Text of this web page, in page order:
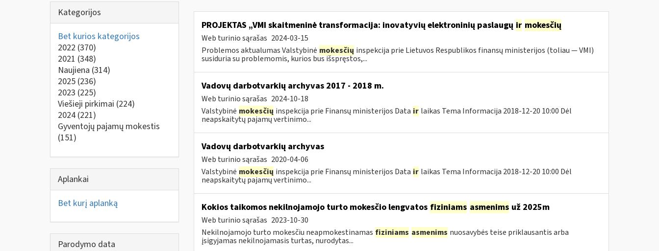
Kategorijos
Bet kurios kategorijos
2022 (370)
2021 (348)
Naujiena (314)
2025 (236)
2023 (225)
Viešieji pirkimai (224)
2024 (221)
Gyventojų pajamų mokestis
(151)
Aplankai
Bet kurį aplanką
Parodymo data
PROJEKTAS „VMI skaitmeninė transformacija: inovatyvių elektroninių paslaugų ir mokesčių
Web turinio sąrašas 2024-03-15
Problemos aktualumas Valstybinė mokesčių inspekcija prie Lietuvos Respublikos finansų ministerijos (toliau ― VMI)
susiduria su problemomis, kurios bus išspręstos,...
Vadovų darbotvarkių archyvas 2017 - 2018 m.
Web turinio sąrašas 2024-10-18
Valstybinė mokesčių inspekcija prie Finansų ministerijos Data ir laikas Tema Informacija 2018-12-20 10:00 Dėl
neapskaitytų pajamų vertinimo...
Vadovų darbotvarkių archyvas
Web turinio sąrašas 2020-04-06
Valstybinė mokesčių inspekcija prie Finansų ministerijos Data ir laikas Tema Informacija 2018-12-20 10:00 Dėl
neapskaitytų pajamų vertinimo...
Kokios taikomos nekilnojamojo turto mokesčio lengvatos fiziniams asmenims už 2025m
Web turinio sąrašas 2023-10-30
Nekilnojamojo turto mokesčiu neapmokestinamas fiziniams asmenims nuosavybės teise priklausantis arba
įsigyjamas nekilnojamasis turtas, nurodytas...